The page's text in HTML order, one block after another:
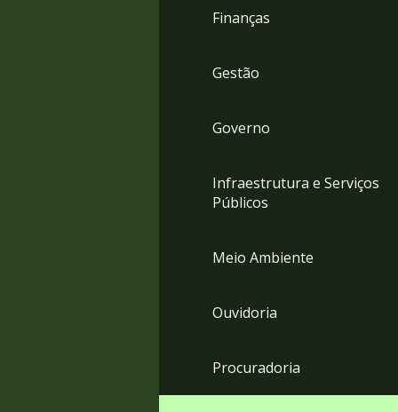
Finanças
Gestão
Governo
Infraestrutura e Serviços
Públicos
Meio Ambiente
Ouvidoria
Procuradoria